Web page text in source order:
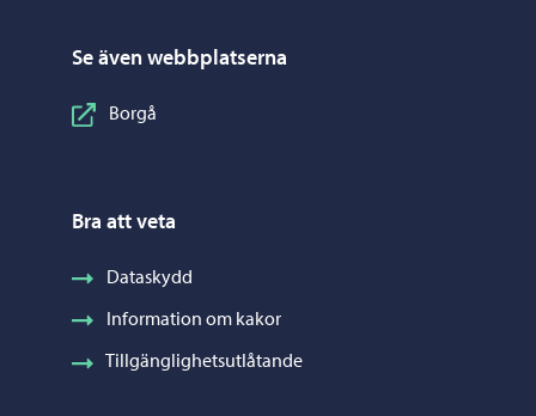
Se även webbplatserna
Borgå
Bra att veta
Dataskydd
Information om kakor
Tillgänglighetsutlåtande